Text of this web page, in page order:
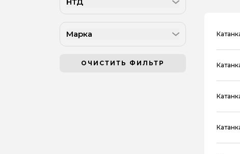
Марка
ОЧИСТИТЬ ФИЛЬТР